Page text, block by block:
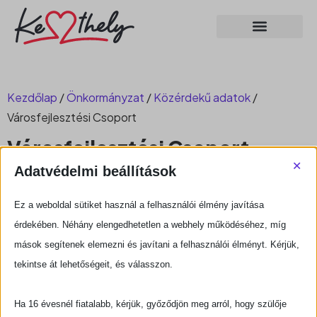
Kezdőlap /Önkormányzat /Közérdekű adatok/
Városfejlesztési Csoport
Városfejlesztési Csoport
Telefonszám:+36 83/505-550
E-mail cím: varosuzemeltetes@keszthely.hu
A Városfejlesztési Csoport
feladata:
Adatvédelmi beállítások ×
Ez a weboldal sütiket használ a felhasználói élmény javítása
érdekében. Néhány elengedhetetlen a webhely működéséhez, míg
mások segítenek elemezni és javítani a felhasználói élményt. Kérjük,
tekintse át lehetőségeit, és válasszon.
Ha 16 évesnél fiatalabb, kérjük, győződjön meg arról, hogy szülője